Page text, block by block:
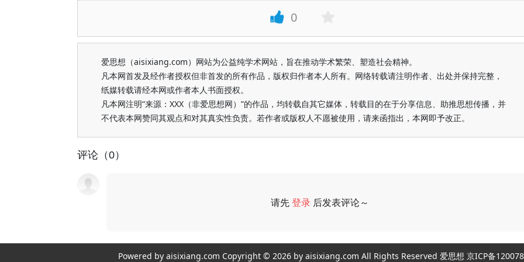
0
爱思想（aisixiang.com）网站为公益纯学术网站，旨在推动学术繁荣、塑造社会精神。
凡本网首发及经作者授权但非首发的所有作品，版权归作者本人所有。网络转载请注明作者、出处并保持完整，
纸媒转载请经本网或作者本人书面授权。
凡本网注明“来源：XXX（非爱思想网）”的作品，均转载自其它媒体，转载目的在于分享信息、助推思想传播，并
不代表本网赞同其观点和对其真实性负责。若作者或版权人不愿被使用，请来函指出，本网即予改正。
评论（0）
请先登录 后发表评论～
Powered by aisixiang.com Copyright © 2026 by aisixiang.com All Rights Reserved 爱思想 京ICP备